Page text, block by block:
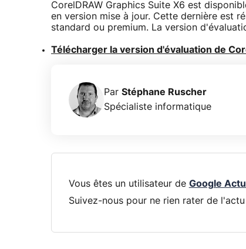
CorelDRAW Graphics Suite X6 est
en version mise à jour. Cette dernière est
standard ou premium. La version
Télécharger la version d'évaluation de
Par Stéphane Ruscher
Spécialiste informatique
Vous êtes un utilisateur de Google
Suivez-nous pour ne rien rater de